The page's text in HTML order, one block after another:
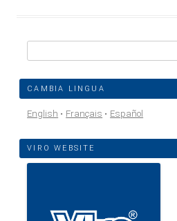
per:
CAMBIA LINGUA
English Français Español
VIRO WEBSITE